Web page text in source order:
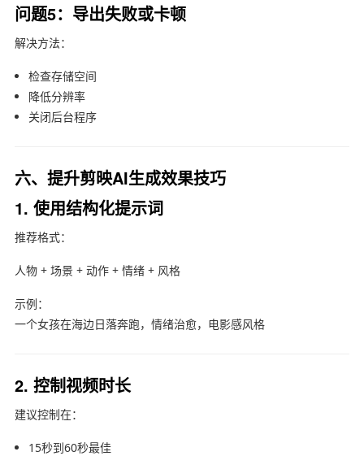
问题5：导出失败或卡顿
解决方法：
检查存储空间
降低分辨率
关闭后台程序
六、提升剪映AI生成效果技巧
1. 使用结构化提示词
推荐格式：
人物 + 场景 + 动作 + 情绪 + 风格
示例：
一个女孩在海边日落奔跑，情绪治愈，电影感风格
2. 控制视频时长
建议控制在：
15秒到60秒最佳